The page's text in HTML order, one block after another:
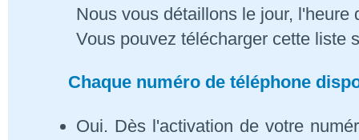
Nous vous détaillons le jour,
Vous pouvez télécharger cette liste
Chaque numéro de téléphone
Oui. Dès l'activation de votre